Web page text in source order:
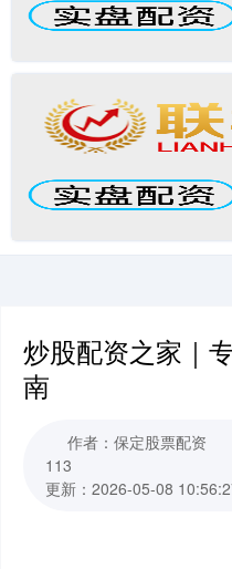
炒股配资之家｜
南
作者：保定股票配资
113
更新：2026-05-08